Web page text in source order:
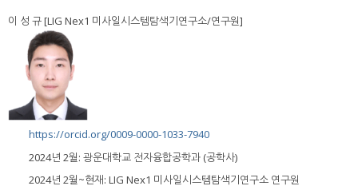
이 성 규 [LIG Nex1 미사일시스템탐색기연구소/연구원]
https://orcid.org/0009-0000-1033-7940
2024년 2월: 광운대학교 전자융합공학과 (공학사)
2024년 2월~현재: LIG Nex1 미사일시스템탐색기연구소 연구원